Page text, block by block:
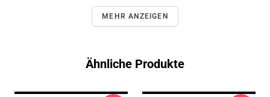
MEHR ANZEIGEN
Ähnliche Produkte